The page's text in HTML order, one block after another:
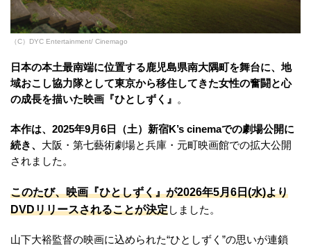
（C）DYC Entertainment/ Cinemago
日本の本土最南端に位置する鹿児島県南大隅町を舞台に、地
域おこし協力隊として東京から移住してきた女性の奮闘と心
の成長を描いた映画『ひとしずく』
。
本作は、2025年9月6日（土）新宿K’s cinemaでの劇場公開に
続き、 大阪・第七藝術劇場と兵庫・元町映画館での拡大公開
されました。
このたび、映画『ひとしずく』が2026年5月6日(水)より
DVDリリースされることが決定しました。
山下大裕監督の映画に込められた“ひとしずく”の思いが連鎖